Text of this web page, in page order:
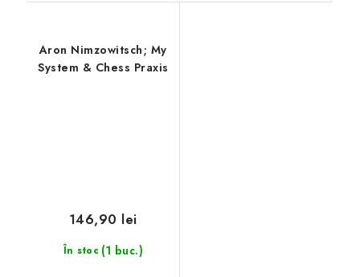
Aron Nimzowitsch; My
System & Chess Praxis
În stoc (1 buc.)
146,90 lei